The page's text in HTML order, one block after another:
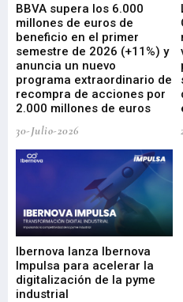
BBVA supera los 6.000
millones de euros de
beneficio en el primer
semestre de 2026 (+11%) y
anuncia un nuevo
programa extraordinario de
recompra de acciones por
2.000 millones de euros
30-Julio-2026
Ibernova lanza Ibernova
Impulsa para acelerar la
digitalización de la pyme
industrial